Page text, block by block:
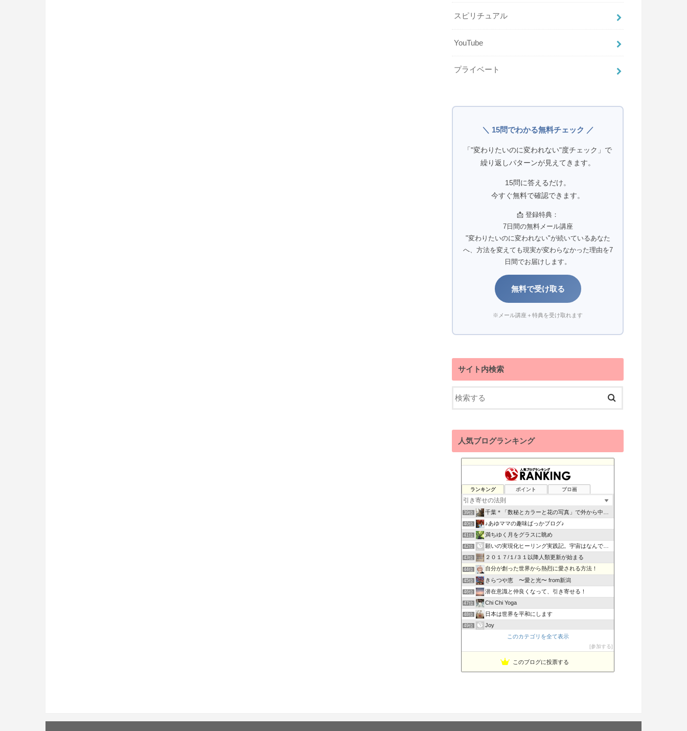
スピリチュアル
YouTube
プライベート
＼ 15問でわかる無料チェック ／
「"変わりたいのに変われない"度チェック」で
繰り返しパターンが見えてきます。
15問に答えるだけ。
今すぐ無料で確認できます。
📩 登録特典：
7日間の無料メール講座
"変わりたいのに変われない"が続いているあなた
へ、方法を変えても現実が変わらなかった理由を7
日間でお届けします。
無料で受け取る
※メール講座＋特典を受け取れます
サイト内検索
人気ブログランキング
ランキング ポイント ブロ画
37位 父なる母なる神〜本物の神と出会える場所〜
38位 あるがままの自分で望む人生を創造する
39位 千葉＊「数秘とカラーと花の写真」で外から中から丸ごとのあな…
40位 ♪あゆママの趣味ばっかブログ♪
41位 満ちゆく月をグラスに眺め
42位 願いの実現化ヒーリング実践記。宇宙はなんでも叶えてくれる
43位 ２０１７/１/３１以降人類更新が始まる
44位 自分が創った世界から熱烈に愛される方法！
45位 きらつや恵 〜愛と光〜 from新潟
46位 潜在意識と仲良くなって、引き寄せる！
47位 Chi Chi Yoga
48位 日本は世界を平和にします
49位 Joy
東京・埼玉・群馬 西洋占星術で幸せを引き寄せる 〜星空ジプシ
このカテゴリを全て表示
参加する
このブログに投票する